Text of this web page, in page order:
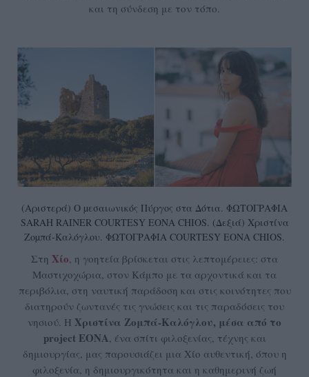
και τη σύνδεση με τον τόπο.
(Αριστερά) Ο µεσαιωνικός Πύργος στα Δότια. ΦΩΤΟΓΡΑΦΙΑ
SARAH RAINER COURTESY EONA CHIOS. (Δεξιά) Χριστίνα
Ζοµπά-Καλόγλου. ΦΩΤΟΓΡΑΦΙΑ COURTESY EONA CHIOS.
Στη Χίο , η γοητεία βρίσκεται στις λεπτομέρειες: στα
Μαστιχοχώρια, στον Κάμπο με τα αρχοντικά και τα
περιβόλια, στη ναυτική παράδοση και στις κοινότητες που
διατηρούν ζωντανές τις γνώσεις και τις παραδόσεις του
νησιού. Η Χριστίνα Ζομπά-Καλόγλου, μέσα από το
project EONA , ένα σπίτι φιλοξενίας, τέχνης και
δημιουργίας, μας παρουσιάζει μια Χίο αυθεντική, όπου η
φιλοξενία, η δημιουργικότητα και η καθημερινή ζωή